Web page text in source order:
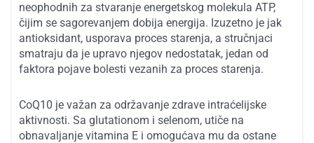
neophodnih za stvaranje energetskog molekula ATP,
čijim se sagorevanjem dobija energija. Izuzetno je jak
antioksidant, usporava proces starenja, a stručnjaci
smatraju da je upravo njegov nedostatak, jedan od
faktora pojave bolesti vezanih za proces starenja.
CoQ10 je važan za održavanje zdrave intraćelijske
aktivnosti. Sa glutationom i selenom, utiče na
obnavaljanje vitamina E i omogućava mu da ostane